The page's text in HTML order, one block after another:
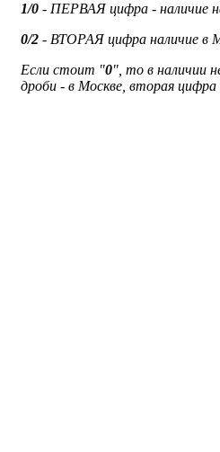
1/0- ПЕРВАЯ цифра - наличие
0/2- ВТОРАЯ цифра наличие в
Если стоит "0", то в наличии
дроби - в Москве, вторая